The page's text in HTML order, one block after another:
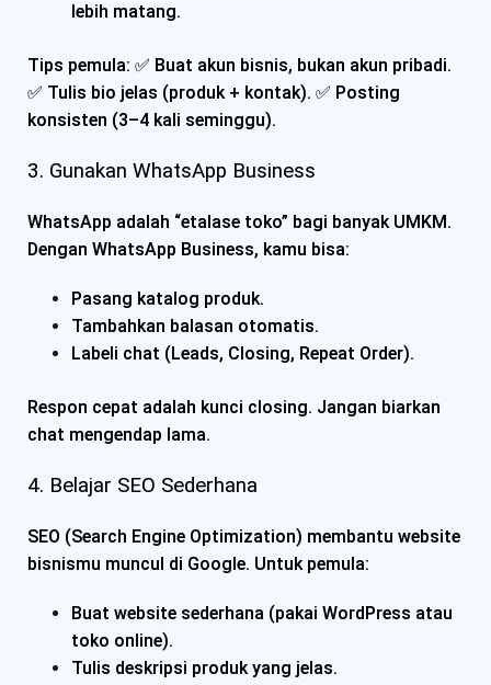
lebih matang.
Tips pemula: ✅ Buat akun bisnis, bukan akun pribadi.
✅ Tulis bio jelas (produk + kontak). ✅ Posting
konsisten (3–4 kali seminggu).
3. Gunakan WhatsApp Business
WhatsApp adalah “etalase toko” bagi banyak UMKM.
Dengan WhatsApp Business, kamu bisa:
Pasang katalog produk.
Tambahkan balasan otomatis.
Labeli chat (Leads, Closing, Repeat Order).
Respon cepat adalah kunci closing. Jangan biarkan
chat mengendap lama.
4. Belajar SEO Sederhana
SEO (Search Engine Optimization) membantu website
bisnismu muncul di Google. Untuk pemula:
Buat website sederhana (pakai WordPress atau
toko online).
Tulis deskripsi produk yang jelas.